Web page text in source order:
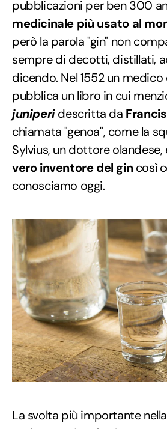
pubblicazioni per ben 300
medicinale più usato al
però la parola "gin" non
sempre di decotti, distillati,
dicendo. Nel 1552 un medico
pubblica un libro in cui
juniperidescritta da
chiamata "genoa", come la
Sylvius, un dottore
vero inventore del gincosì
conosciamo oggi.
La svolta più importante nella